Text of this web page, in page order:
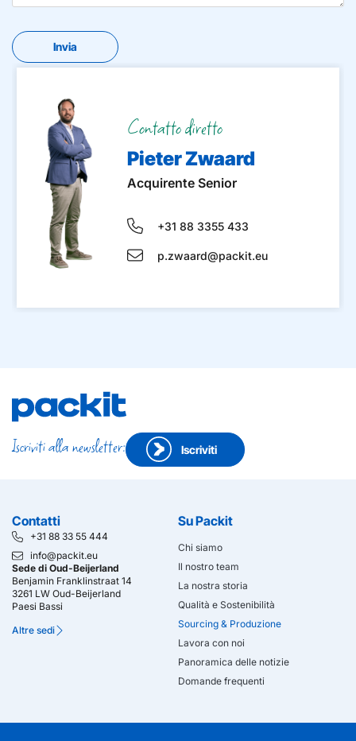
Contatto diretto
Pieter Zwaard
Acquirente Senior
+31 88 3355 433
p.zwaard@packit.eu
Iscriviti alla newsletter: Iscriviti
Contatti
+31 88 33 55 444
info@packit.eu
Sede di Oud-Beijerland
Benjamin Franklinstraat 14
3261 LW Oud-Beijerland
Paesi Bassi
Altre sedi
Su Packit
Chi siamo
Il nostro team
La nostra storia
Qualità e Sostenibilità
Sourcing & Produzione
Lavora con noi
Panoramica delle notizie
Domande frequenti